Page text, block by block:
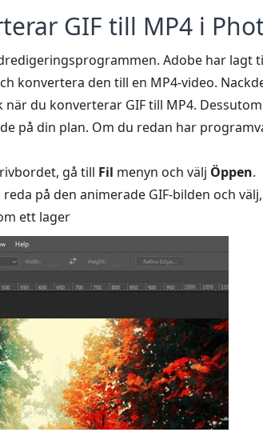
GIF till MP4 i
Adobe har lagt
konvertera den till en MP4-video.
du konverterar GIF till MP4.
på din plan. Om du redan har
gå till Fil menyn och välj Öppen.
på den animerade GIF-bilden och
ett lager